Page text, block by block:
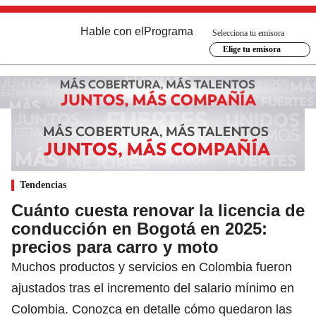
Hable con el Programa
Selecciona tu emisora
Elige tu emisora
Tendencias
Cuánto cuesta renovar la licencia de
conducción en Bogotá en 2025:
precios para carro y moto
Muchos productos y servicios en Colombia fueron
ajustados tras el incremento del salario mínimo en
Colombia. Conozca en detalle cómo quedaron las